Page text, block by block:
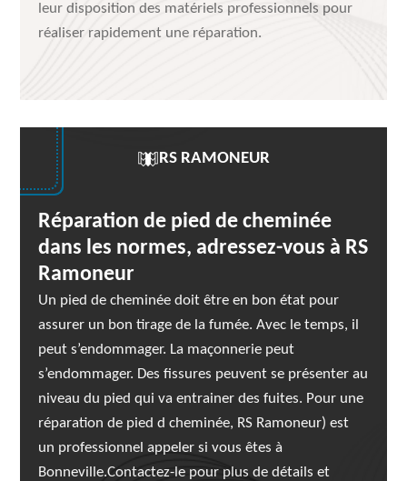
leur disposition des matériels professionnels pour
réaliser rapidement une réparation.
RS RAMONEUR
Réparation de pied de cheminée
dans les normes, adressez-vous à RS
Ramoneur
Un pied de cheminée doit être en bon état pour
assurer un bon tirage de la fumée. Avec le temps, il
peut s’endommager. La maçonnerie peut
s’endommager. Des fissures peuvent se présenter au
niveau du pied qui va entrainer des fuites. Pour une
réparation de pied d cheminée, RS Ramoneur) est
un professionnel appeler si vous êtes à
Bonneville.Contactez-le pour plus de détails et